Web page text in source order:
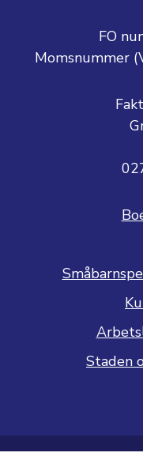
FO
Momsnummer
Staden